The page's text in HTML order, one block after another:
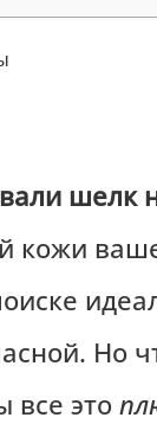
шелк
кожи
Но
все это